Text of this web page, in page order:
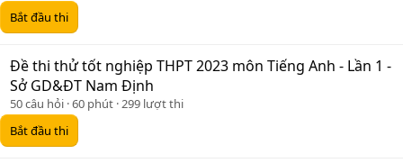
Bắt đầu thi
Đề thi thử tốt nghiệp THPT 2023 môn Tiếng Anh - Lần 1 -
Sở GD&ĐT Nam Định
50 câu hỏi 60 phút 299 lượt thi
Bắt đầu thi